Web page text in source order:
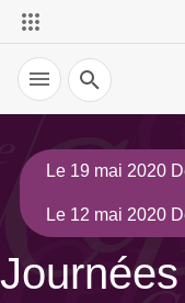
Recherche
Le 19 mai 2020
Le 12 mai 2020
Journées